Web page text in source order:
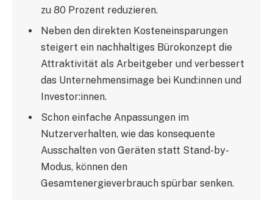
zu 80 Prozent reduzieren.
Neben den direkten Kosteneinsparungen
steigert ein nachhaltiges Bürokonzept die
Attraktivität als Arbeitgeber und verbessert
das Unternehmensimage bei Kund:innen und
Investor:innen.
Schon einfache Anpassungen im
Nutzerverhalten, wie das konsequente
Ausschalten von Geräten statt Stand-by-
Modus, können den
Gesamtenergieverbrauch spürbar senken.